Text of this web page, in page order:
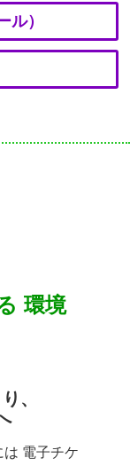
ル）
環境
、
電子チケ